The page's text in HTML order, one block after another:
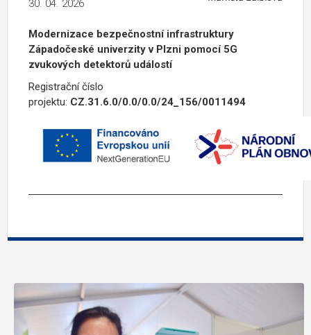
30. 04. 2026
Modernizace bezpečnostní infrastruktury
Západočeské univerzity v Plzni pomocí 5G
zvukových detektorů událostí
Registrační číslo
projektu: CZ.31.6.0/0.0/0.0/24_156/0011494